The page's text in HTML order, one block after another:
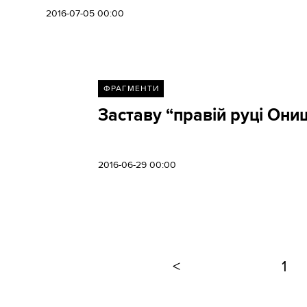
2016-07-05 00:00
ФРАГМЕНТИ
Заставу “правій руці
2016-06-29 00:00
< 1